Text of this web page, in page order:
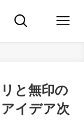
と無印の
イデア次